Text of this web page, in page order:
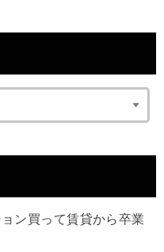
ン買って賃貸から卒業